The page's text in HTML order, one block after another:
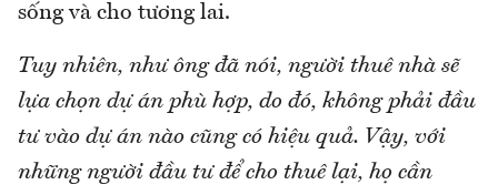
sống và cho tương lai.
Tuy nhiên, như ông đã nói, người thuê nhà sẽ
lựa chọn dự án phù hợp, do đó, không phải đầu
tư vào dự án nào cũng có hiệu quả. Vậy, với
những người đầu tư để cho thuê lại, họ cần